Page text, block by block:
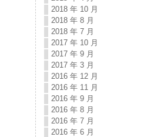
2018 年 10 月
2018 年 8 月
2018 年 7 月
2017 年 10 月
2017 年 9 月
2017 年 3 月
2016 年 12 月
2016 年 11 月
2016 年 9 月
2016 年 8 月
2016 年 7 月
2016 年 6 月